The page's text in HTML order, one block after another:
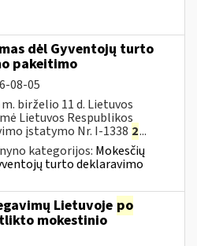
dėl Gyventojų turto
pakeitimo
08-05
birželio 11 d. Lietuvos
Lietuvos Respublikos
įstatymo Nr. I-1338 2...
kategorijos: Mokesčių
turto deklaravimo
Lietuvoje po
mokestinio